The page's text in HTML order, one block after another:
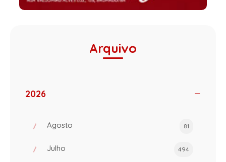
Arquivo
2026
Agosto 81
Julho 494